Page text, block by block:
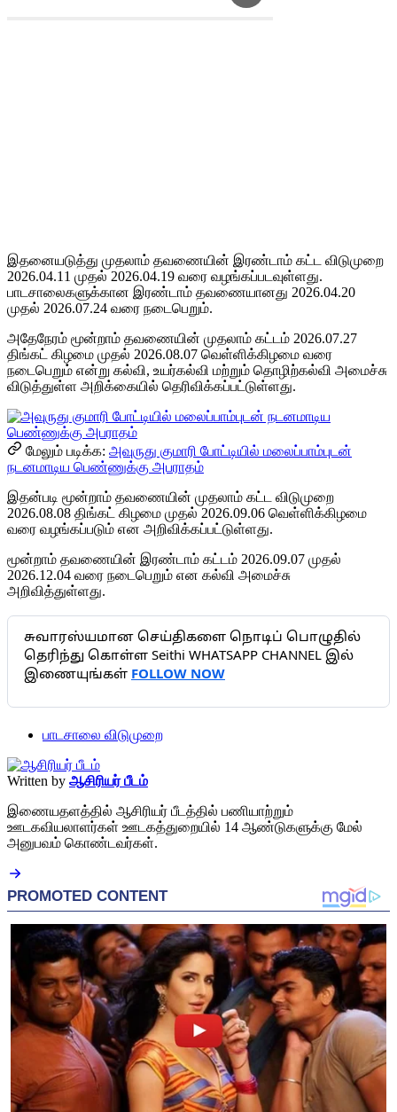
இதனையடுத்து முதலாம் தவணையின் இரண்டாம் கட்ட விடுமுறை
2026.04.11 முதல் 2026.04.19 வரை வழங்கப்படவுள்ளது.
பாடசாலைகளுக்கான இரண்டாம் தவணையானது 2026.04.20
முதல் 2026.07.24 வரை நடைபெறும்.
அதேநேரம் மூன்றாம் தவணையின் முதலாம் கட்டம் 2026.07.27
திங்கட் கிழமை முதல் 2026.08.07 வெள்ளிக்கிழமை வரை
நடைபெறும் என்று கல்வி, உயர்கல்வி மற்றும் தொழிற்கல்வி அமைச்சு
விடுத்துள்ள அறிக்கையில் தெரிவிக்கப்பட்டுள்ளது.
மேலும் படிக்க: அவுருது குமாரி போட்டியில் மலைப்பாம்புடன்
நடனமாடிய பெண்ணுக்கு அபராதம்
இதன்படி மூன்றாம் தவணையின் முதலாம் கட்ட விடுமுறை
2026.08.08 திங்கட் கிழமை முதல் 2026.09.06 வெள்ளிக்கிழமை
வரை வழங்கப்படும் என அறிவிக்கப்பட்டுள்ளது.
மூன்றாம் தவணையின் இரண்டாம் கட்டம் 2026.09.07 முதல்
2026.12.04 வரை நடைபெறும் என கல்வி அமைச்சு
அறிவித்துள்ளது.
சுவாரஸ்யமான செய்திகளை நொடிப் பொழுதில்
தெரிந்து கொள்ள Seithi WHATSAPP CHANNEL இல்
இணையுங்கள் FOLLOW NOW
பாடசாலை விடுமுறை
Written by ஆசிரியர் பீடம்
இணையதளத்தில் ஆசிரியர் பீடத்தில் பணியாற்றும்
ஊடகவியலாளர்கள் ஊடகத்துறையில் 14 ஆண்டுகளுக்கு மேல்
அனுபவம் கொண்டவர்கள்.